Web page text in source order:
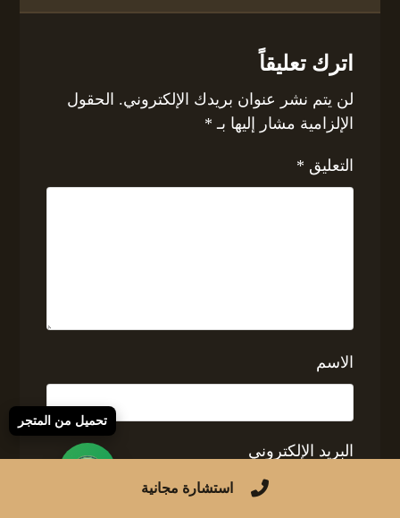
اترك تعليقاً
لن يتم نشر عنوان بريدك الإلكتروني. الحقول
الإلزامية مشار إليها بـ *
التعليق *
الاسم
البريد الإلكتروني
استشارة مجانية
تحميل من المتجر